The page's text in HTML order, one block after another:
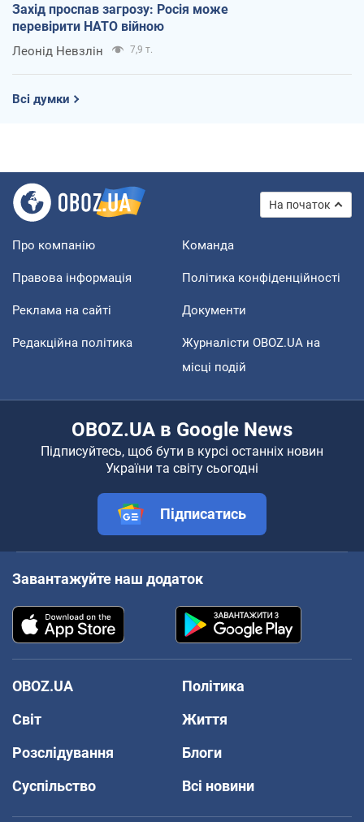
Захід проспав загрозу: Росія може
перевірити НАТО війною
Леонід Невзлін 7,9 т.
Всі думки
На початок
Про компанію Команда
Правова інформація Політика конфіденційності
Реклама на сайті Документи
Редакційна політика
Журналісти OBOZ.UA на
місці подій
OBOZ.UA в Google News
Підписуйтесь, щоб бути в курсі останніх новин
України та світу сьогодні
Підписатись
Завантажуйте наш додаток
OBOZ.UA
Політика
Світ
Життя
Розслідування
Блоги
Суспільство
Всі новини